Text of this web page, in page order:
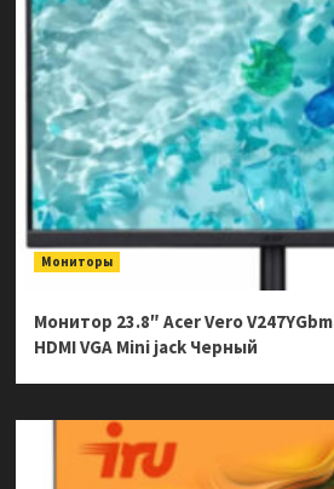
Мониторы
Монитор 23.8″ Acer Vero
HDMI VGA Mini jack Черный